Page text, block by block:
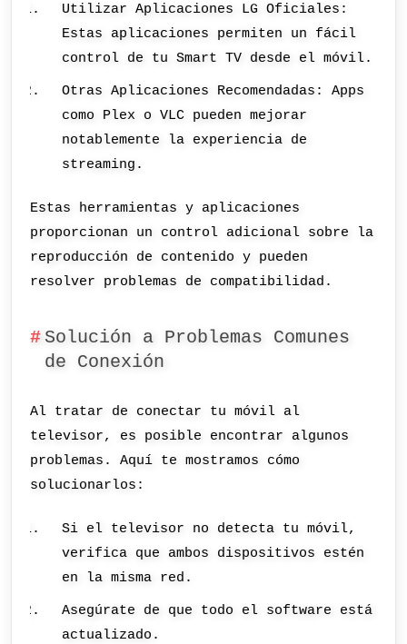
Utilizar Aplicaciones LG Oficiales:
Estas aplicaciones permiten un fácil
control de tu Smart TV desde el móvil.
Otras Aplicaciones Recomendadas: Apps
como Plex o VLC pueden mejorar
notablemente la experiencia de
streaming.
Estas herramientas y aplicaciones
proporcionan un control adicional sobre la
reproducción de contenido y pueden
resolver problemas de compatibilidad.
Solución a Problemas Comunes
de Conexión
Al tratar de conectar tu móvil al
televisor, es posible encontrar algunos
problemas. Aquí te mostramos cómo
solucionarlos:
Si el televisor no detecta tu móvil,
verifica que ambos dispositivos estén
en la misma red.
Asegúrate de que todo el software está
actualizado.